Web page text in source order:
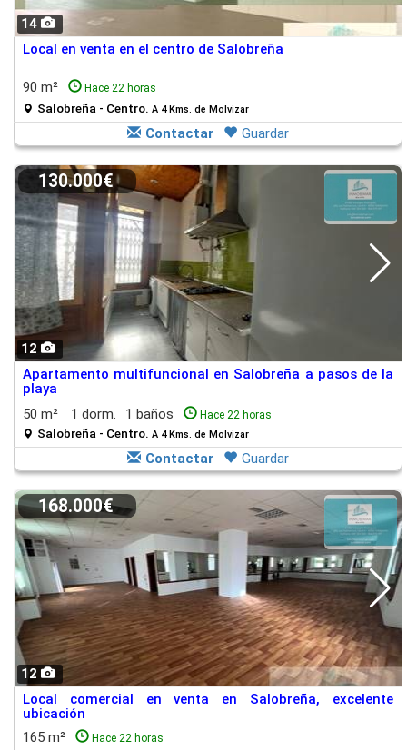
14
Local en venta en el centro de Salobreña
90 m² Hace 22 horas
Salobreña - Centro. A 4 Kms. de Molvizar
Contactar Guardar
12
130.000€
Apartamento multifuncional en Salobreña a pasos de la
playa
50 m²
1 dorm. 1 baños Hace 22 horas
Salobreña - Centro. A 4 Kms. de Molvizar
Contactar Guardar
12
168.000€
Local comercial en venta en Salobreña, excelente
ubicación
165 m²
Hace 22 horas